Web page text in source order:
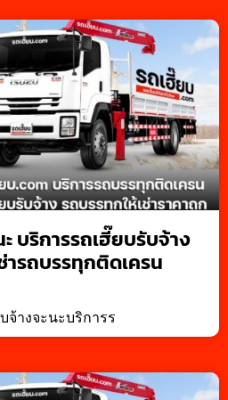
บริการรถเฮี๊ยบรับจ้าง
ารถบรรทุกติดเครน
จ้างจะนะบริการร